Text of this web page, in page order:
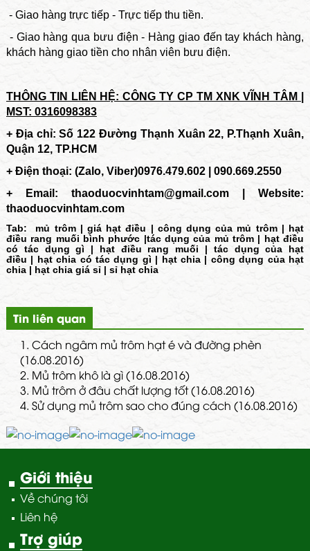
- Giao hàng trực tiếp - Trực tiếp thu tiền.
- Giao hàng qua bưu điện - Hàng giao đến tay khách hàng,
khách hàng giao tiền cho nhân viên bưu điện.
THÔNG TIN LIÊN HỆ: CÔNG TY CP TM XNK VĨNH TÂM |
MST: 0316098383
+ Địa chỉ: Số 122 Đường Thạnh Xuân 22, P.Thạnh Xuân,
Quận 12, TP.HCM
+ Điện thoại: (Zalo, Viber)0976.479.602 | 090.669.2550
+ Email: thaoduocvinhtam@gmail.com | Website:
thaoduocvinhtam.com
Tab: mủ trôm|giá hạt điều | công dụng của mủ trôm| hạt
điều rang muối bình phước |tác dụng của mủ trôm | hạt điều
có tác dụng gì | hạt điều rang muối | tác dụng của hạt
điều | hạt chia có tác dụng gì | hạt chia | công dụng của hạt
chia| hạt chia giá sỉ| sỉ hạt chia
Tin liên quan
1. Cách ngâm mủ trôm hạt é và đường phèn
(16.08.2016)
2. Mủ trôm khô là gì (16.08.2016)
3. Mủ trôm ở đâu chất lượng tốt (16.08.2016)
4. Sử dụng mủ trôm sao cho đúng cách (16.08.2016)
Giới thiệu
Về chúng tôi
Liên hệ
Trợ giúp